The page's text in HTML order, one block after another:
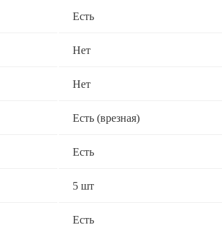
Есть
Нет
Нет
Есть (врезная)
Есть
5 шт
Есть